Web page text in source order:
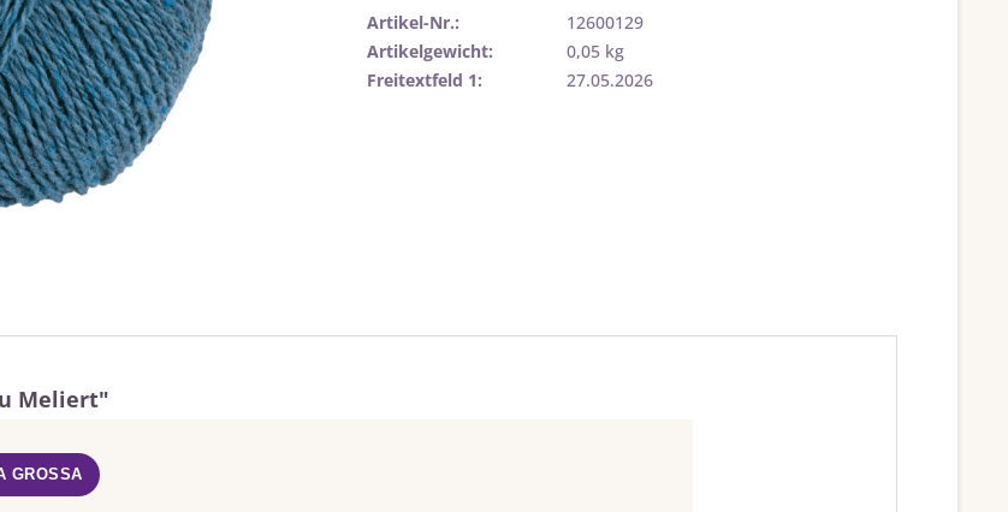
Artikel-Nr.:
12600129
Artikelgewicht:
0,05 kg
Freitextfeld 1:
27.05.2026
Meliert"
GROSSA